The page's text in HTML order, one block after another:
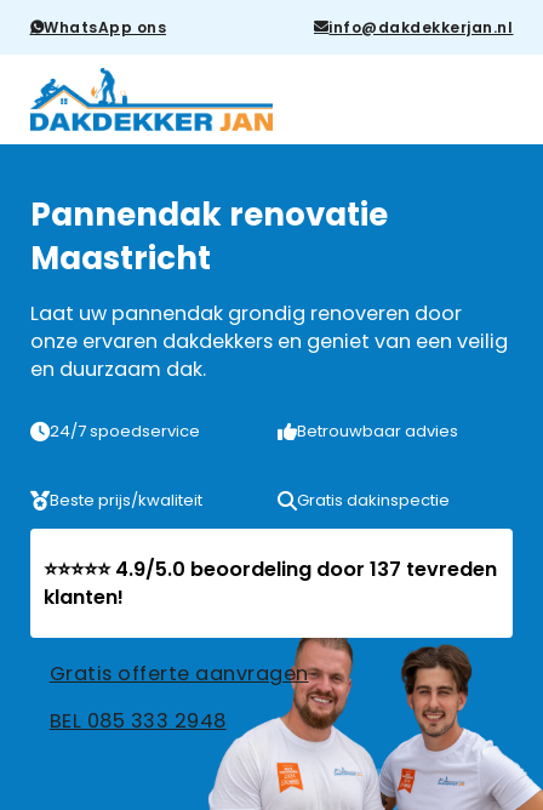
WhatsApp ons info@dakdekkerjan.nl
Pannendak renovatie
Maastricht
Laat uw pannendak grondig renoveren door
onze ervaren dakdekkers en geniet van een veilig
en duurzaam dak.
24/7 spoedservice Betrouwbaar advies
Beste prijs/kwaliteit Gratis dakinspectie
⭐⭐⭐⭐⭐ 4.9/5.0 beoordeling door 137 tevreden
klanten!
Gratis offerte aanvragen
BEL 085 333 2948